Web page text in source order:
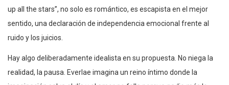
up all the stars”, no solo es romántico, es escapista en el mejor
sentido, una declaración de independencia emocional frente al
ruido y los juicios.
Hay algo deliberadamente idealista en su propuesta. No niega la
realidad, la pausa. Everlae imagina un reino íntimo donde la